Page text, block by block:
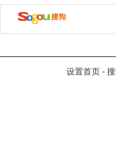
设置首页 -